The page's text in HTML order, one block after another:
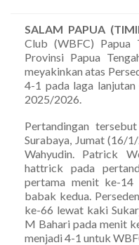
SALAM PAPUA
Club (WBFC) Papua
Provinsi Papua
meyakinkan atas
4-1 pada laga
2025/2026.
Pertandingan
Surabaya, Jumat (16/
Wahyudin. Patrick
hattrick pada
pertama menit ke-
babak kedua.
ke-66 lewat kaki
M Bahari pada menit
menjadi 4-1 untuk